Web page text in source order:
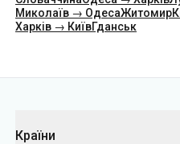
Миколаїв → ОдесаЖитомир
Харків → КиївГданськ
Країни